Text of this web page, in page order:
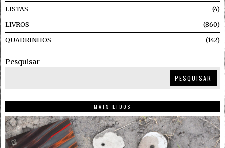
LISTAS 4
LIVROS 860
QUADRINHOS 142
Pesquisar
PESQUISAR
MAIS LIDOS